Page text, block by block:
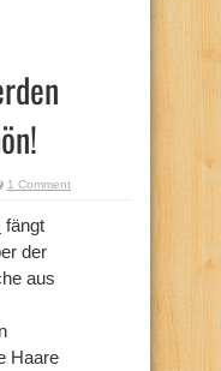
1 Comment
fängt
der
aus
Haare